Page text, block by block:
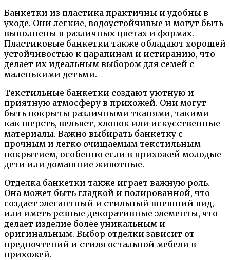
Банкетки из пластика практичны и удобны в
уходе. Они легкие, водоустойчивые и могут быть
выполнены в различных цветах и формах.
Пластиковые банкетки также обладают хорошей
устойчивостью к царапинам и истиранию, что
делает их идеальным выбором для семей с
маленькими детьми.
Текстильные банкетки создают уютную и
приятную атмосферу в прихожей. Они могут
быть покрыты различными тканями, такими
как шерсть, вельвет, хлопок или искусственные
материалы. Важно выбирать банкетку с
прочным и легко очищаемым текстильным
покрытием, особенно если в прихожей молодые
дети или домашние животные.
Отделка банкетки также играет важную роль.
Она может быть гладкой и полированной, что
создает элегантный и стильный внешний вид,
или иметь резные декоративные элементы, что
делает изделие более уникальным и
оригинальным. Выбор отделки зависит от
предпочтений и стиля остальной мебели в
прихожей.